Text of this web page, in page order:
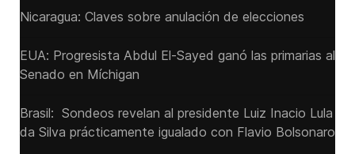
Nicaragua: Claves sobre anulación de elecciones
EUA: Progresista Abdul El-Sayed ganó las primarias al
Senado ‌en Míchigan
Brasil: Sondeos revelan al presidente Luiz Inacio Lula
da Silva prácticamente igualado con Flavio Bolsonaro